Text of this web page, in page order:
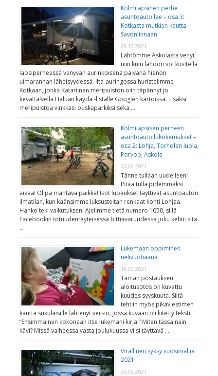
Kolmilapsinen perhe
asuntoautoilee – osa 3:
Kotkasta mutkien kautta
Savonlinnaan
29.12.2021
Lähtömme Askolasta venyi,
niin kuin lähdön voi kuvitella
lapsiperheessä venyvän aurinkoisena päivänä hienon
uimarannan läheisyydessä. Ilta-auringossa huristelimme
Kotkaan, jonka Katariinan meripuiston olin täpännyt jo
kevättalvella Haluan käydä -listalle Googlen kartoissa. Lisäksi
meripuistoa vinkkasi puskaparkiksi sekä …
Kolmilapsisen perheen
asuntoautoilukokemukset –
osa 2: Lohja, Torholan luola,
Porvoo, Askola
20.09.2021
Tänne tullaan uudelleen!
Pitää tulla pidemmäksi
aikaa! Olipa mahtava paikka! Isot lupaukset täyttivät asuntoauton
ilmatilan, kun käänsimme luksusteltan renkaat kohti Lohjaa.
Hanko teki vaikutuksen! Ajelimme tietä numero 1050, sillä
Facebookin totuudentäyteisessä bittiavaruudessa joku kehui sitä
…
Lukemaan oppiminen
nelivuotiaana
16.09.2021
Tämän postauksen
aloitusotos on kuvattu
kuudes syyskuuta. Siitä
tehtiin myös pikaviestimen
kautta sukulaisille lähtenyt versio, jossa kuvaan oli liitetty teksti:
“Ensimmäinen kokonaan itse lukemani kirja!” Miten tässä näin
kävi? Missä vaiheessa vasta joulukuussa viisi täyttävä …
Virallinen syksy vuosimallia
2021
25.08.2021